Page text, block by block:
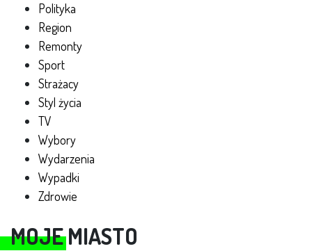
Polityka
Region
Remonty
Sport
Strażacy
Styl życia
TV
Wybory
Wydarzenia
Wypadki
Zdrowie
MOJE MIASTO